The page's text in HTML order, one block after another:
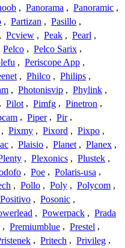
, Panorama , Panoramic ,
, Partizan , Pasillo ,
, Pcview , Peak , Pearl ,
Pelco , Pelco Sarix ,
, Periscope App ,
, Philco , Philips ,
, Photonisvip , Phylink ,
, Pilot , Pimfg , Pinetron ,
, Piper , Pir ,
, Pixmy , Pixord , Pixpo ,
, Plaisio , Planet , Planex ,
, Plexonics , Plustek ,
, Poe , Polaris-usa ,
, Pollo , Poly , Polycom ,
Positivo , Posonic ,
, Powerpack , Prada
, Premiumblue , Prestel ,
, Pritech , Privileg ,